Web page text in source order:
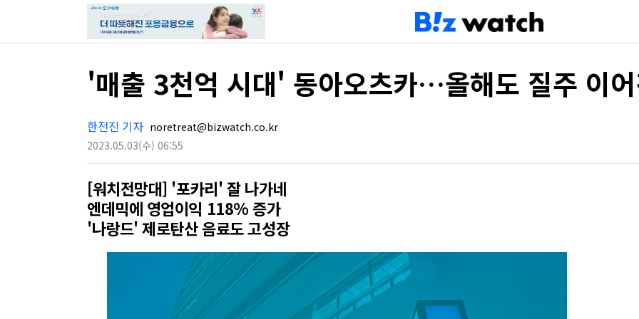
'매출 3천억 시대' 동아오츠카…올해도 질주 이
한전진 기자 noretreat@bizwatch.co.kr
2023.05.03(수) 06:55
[워치전망대] '포카리' 잘 나가네
엔데믹에 영업이익 118% 증가
'나랑드' 제로탄산 음료도 고성장